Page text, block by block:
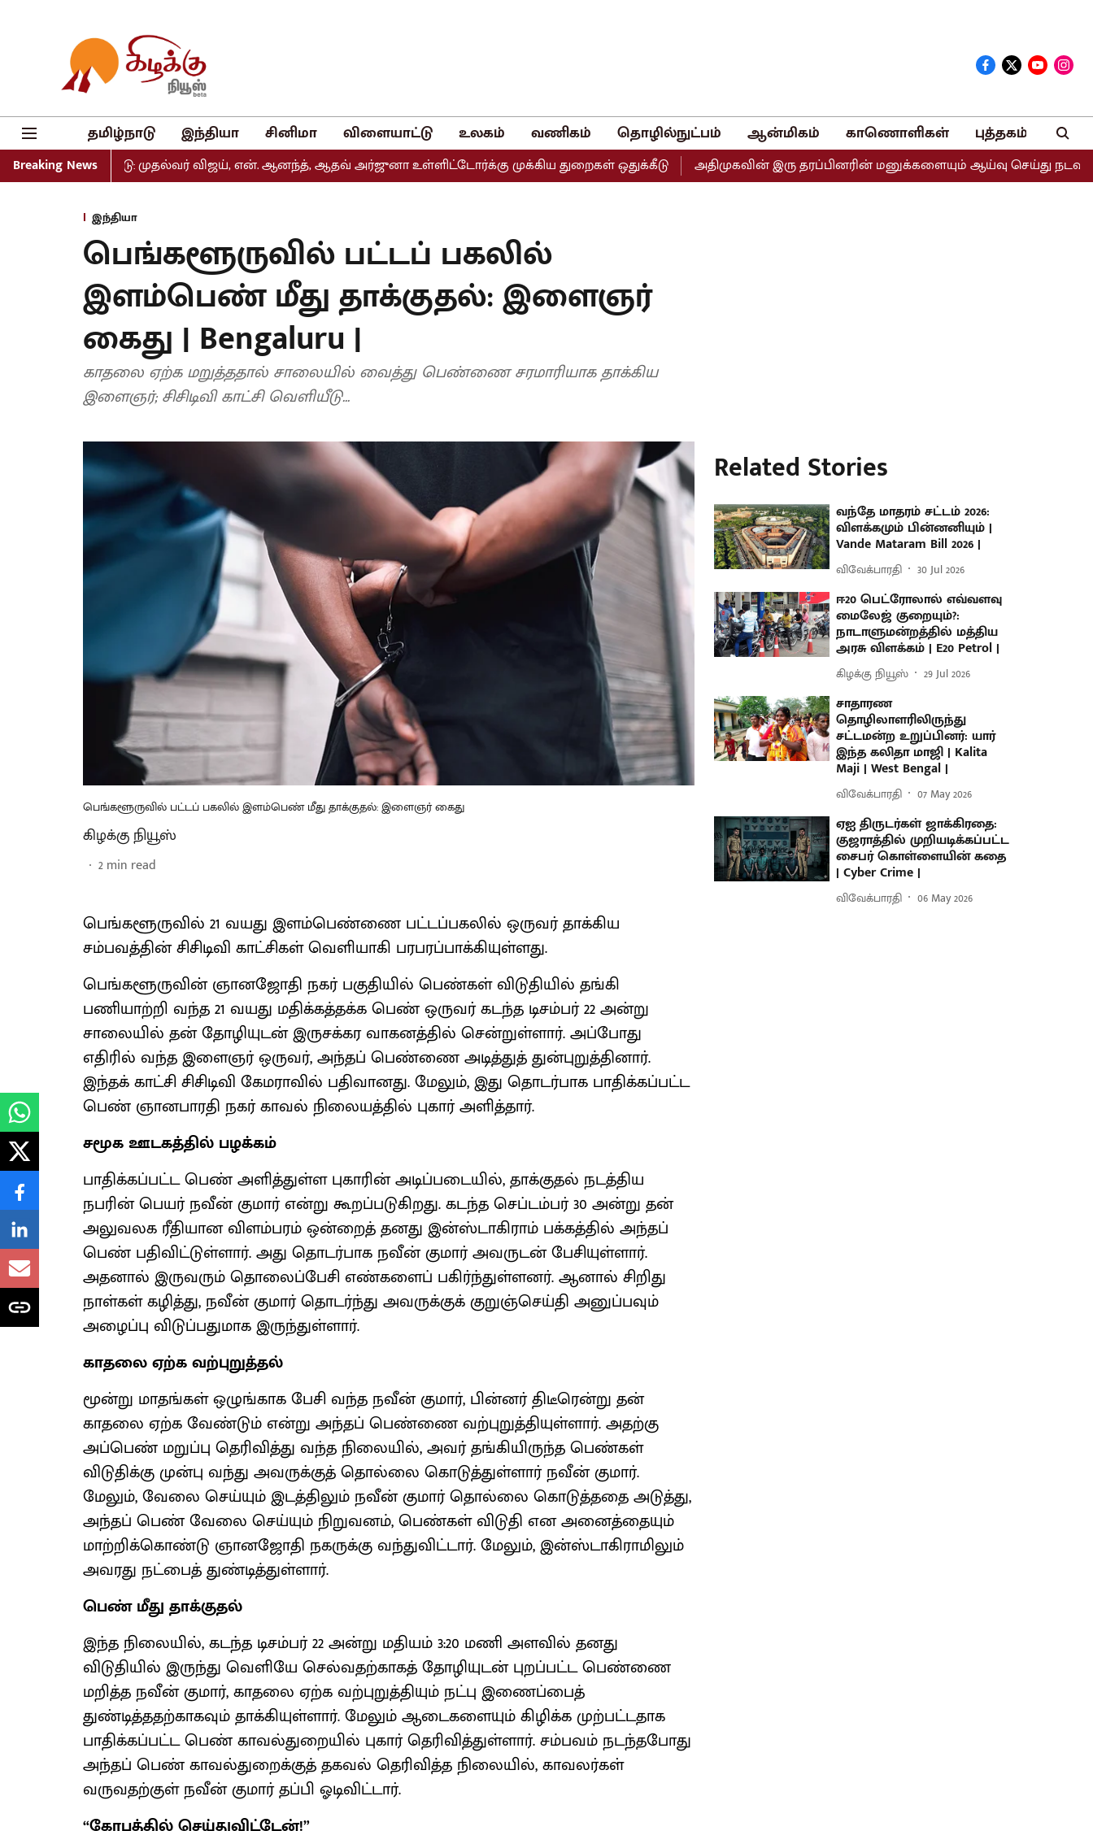
தமிழ்நாடு இந்தியா சினிமா விளையாட்டு உலகம் வணிகம் தொழில்நுட்பம் ஆன்மிகம் காணொளிகள் புத்தகம்
Breaking News
வெளியீடு: முதல்வர் விஜய், என். ஆனந்த், ஆதவ் அர்ஜுனா உள்ளிட்டோர்க்கு முக்கிய துறைகள் ஒதுக்கீடு அதிமுகவின் இரு தரப்பினரின் மனுக்களையும் ஆய்வு செய்து நடவடிக்கை
இந்தியா
பெங்களூருவில் பட்டப் பகலில்
இளம்பெண் மீது தாக்குதல்: இளைஞர்
கைது | Bengaluru |
காதலை ஏற்க மறுத்ததால் சாலையில் வைத்து பெண்ணை சரமாரியாக தாக்கிய
இளைஞர்; சிசிடிவி காட்சி வெளியீடு...
பெங்களூருவில் பட்டப் பகலில் இளம்பெண் மீது தாக்குதல்: இளைஞர் கைது
கிழக்கு நியூஸ்
2min read
பெங்களூருவில் 21 வயது இளம்பெண்ணை பட்டப்பகலில் ஒருவர் தாக்கிய
சம்பவத்தின் சிசிடிவி காட்சிகள் வெளியாகி பரபரப்பாக்கியுள்ளது.
பெங்களூருவின் ஞானஜோதி நகர் பகுதியில் பெண்கள் விடுதியில் தங்கி
பணியாற்றி வந்த 21 வயது மதிக்கத்தக்க பெண் ஒருவர் கடந்த டிசம்பர் 22 அன்று
சாலையில் தன் தோழியுடன் இருசக்கர வாகனத்தில் சென்றுள்ளார். அப்போது
எதிரில் வந்த இளைஞர் ஒருவர், அந்தப் பெண்ணை அடித்துத் துன்புறுத்தினார்.
இந்தக் காட்சி சிசிடிவி கேமராவில் பதிவானது. மேலும், இது தொடர்பாக பாதிக்கப்பட்ட
பெண் ஞானபாரதி நகர் காவல் நிலையத்தில் புகார் அளித்தார்.
சமூக ஊடகத்தில் பழக்கம்
பாதிக்கப்பட்ட பெண் அளித்துள்ள புகாரின் அடிப்படையில், தாக்குதல் நடத்திய
நபரின் பெயர் நவீன் குமார் என்று கூறப்படுகிறது. கடந்த செப்டம்பர் 30 அன்று தன்
அலுவலக ரீதியான விளம்பரம் ஒன்றைத் தனது இன்ஸ்டாகிராம் பக்கத்தில் அந்தப்
பெண் பதிவிட்டுள்ளார். அது தொடர்பாக நவீன் குமார் அவருடன் பேசியுள்ளார்.
அதனால் இருவரும் தொலைப்பேசி எண்களைப் பகிர்ந்துள்ளனர். ஆனால் சிறிது
நாள்கள் கழித்து, நவீன் குமார் தொடர்ந்து அவருக்குக் குறுஞ்செய்தி அனுப்பவும்
அழைப்பு விடுப்பதுமாக இருந்துள்ளார்.
காதலை ஏற்க வற்புறுத்தல்
மூன்று மாதங்கள் ஒழுங்காக பேசி வந்த நவீன் குமார், பின்னர் திடீரென்று தன்
காதலை ஏற்க வேண்டும் என்று அந்தப் பெண்ணை வற்புறுத்தியுள்ளார். அதற்கு
அப்பெண் மறுப்பு தெரிவித்து வந்த நிலையில், அவர் தங்கியிருந்த பெண்கள்
விடுதிக்கு முன்பு வந்து அவருக்குத் தொல்லை கொடுத்துள்ளார் நவீன் குமார்.
மேலும், வேலை செய்யும் இடத்திலும் நவீன் குமார் தொல்லை கொடுத்ததை அடுத்து,
அந்தப் பெண் வேலை செய்யும் நிறுவனம், பெண்கள் விடுதி என அனைத்தையும்
மாற்றிக்கொண்டு ஞானஜோதி நகருக்கு வந்துவிட்டார். மேலும், இன்ஸ்டாகிராமிலும்
அவரது நட்பைத் துண்டித்துள்ளார்.
பெண் மீது தாக்குதல்
இந்த நிலையில், கடந்த டிசம்பர் 22 அன்று மதியம் 3:20 மணி அளவில் தனது
விடுதியில் இருந்து வெளியே செல்வதற்காகத் தோழியுடன் புறப்பட்ட பெண்ணை
மறித்த நவீன் குமார், காதலை ஏற்க வற்புறுத்தியும் நட்பு இணைப்பைத்
துண்டித்ததற்காகவும் தாக்கியுள்ளார். மேலும் ஆடைகளையும் கிழிக்க முற்பட்டதாக
பாதிக்கப்பட்ட பெண் காவல்துறையில் புகார் தெரிவித்துள்ளார். சம்பவம் நடந்தபோது
அந்தப் பெண் காவல்துறைக்குத் தகவல் தெரிவித்த நிலையில், காவலர்கள்
வருவதற்குள் நவீன் குமார் தப்பி ஓடிவிட்டார்.
Related Stories
வந்தே மாதரம் சட்டம் 2026:
விளக்கமும் பின்னனியும் |
Vande Mataram Bill 2026 |
விவேக்பாரதி 30 Jul 2026
ஈ20 பெட்ரோலால் எவ்வளவு
மைலேஜ் குறையும்?:
நாடாளுமன்றத்தில் மத்திய
அரசு விளக்கம் | E20 Petrol |
கிழக்கு நியூஸ் 29 Jul 2026
சாதாரண
தொழிலாளரிலிருந்து
சட்டமன்ற உறுப்பினர்: யார்
இந்த கலிதா மாஜி | Kalita
Maji | West Bengal |
விவேக்பாரதி 07 May 2026
ஏஐ திருடர்கள் ஜாக்கிரதை:
குஜராத்தில் முறியடிக்கப்பட்ட
சைபர் கொள்ளையின் கதை
| Cyber Crime |
விவேக்பாரதி 06 May 2026